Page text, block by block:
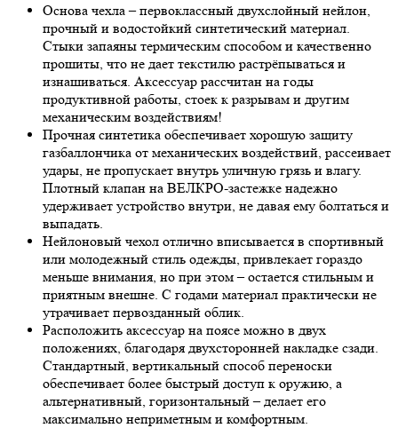
Основа чехла – первоклассный двухслойный нейлон,
прочный и водостойкий синтетический материал.
Стыки запаяны термическим способом и качественно
прошиты, что не дает текстилю растрёпываться и
изнашиваться. Аксессуар рассчитан на годы
продуктивной работы, стоек к разрывам и другим
механическим воздействиям!
Прочная синтетика обеспечивает хорошую защиту
газбаллончика от механических воздействий, рассеивает
удары, не пропускает внутрь уличную грязь и влагу.
Плотный клапан на ВЕЛКРО-застежке надежно
удерживает устройство внутри, не давая ему болтаться и
выпадать.
Нейлоновый чехол отлично вписывается в спортивный
или молодежный стиль одежды, привлекает гораздо
меньше внимания, но при этом – остается стильным и
приятным внешне. С годами материал практически не
утрачивает первозданный облик.
Расположить аксессуар на поясе можно в двух
положениях, благодаря двухсторонней накладке сзади.
Стандартный, вертикальный способ переноски
обеспечивает более быстрый доступ к оружию, а
альтернативный, горизонтальный – делает его
максимально неприметным и комфортным.